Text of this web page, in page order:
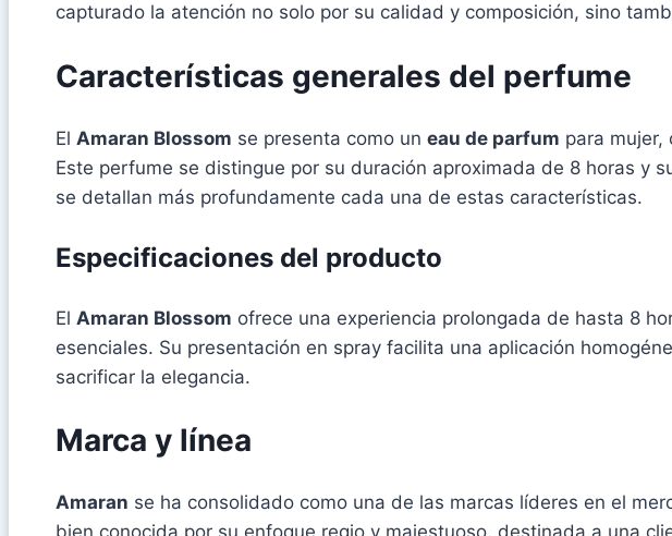
capturado la atención no solo por su calidad y composición, sino
Características generales del perfume
El Amaran Blossom se presenta como un eau de parfum para mujer,
Este perfume se distingue por su duración aproximada de 8 horas y
se detallan más profundamente cada una de estas características.
Especificaciones del producto
El Amaran Blossom ofrece una experiencia prolongada de hasta 8
esenciales. Su presentación en spray facilita una aplicación
sacrificar la elegancia.
Marca y línea
Amaran se ha consolidado como una de las marcas líderes en el